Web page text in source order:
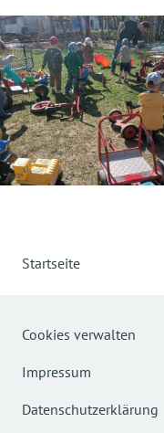
Startseite
Cookies verwalten
Impressum
Datenschutzerklärung